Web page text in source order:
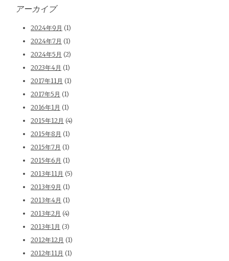
アーカイブ
2024年9月 (1)
2024年7月 (1)
2024年5月 (2)
2023年4月 (1)
2017年11月 (1)
2017年5月 (1)
2016年1月 (1)
2015年12月 (4)
2015年8月 (1)
2015年7月 (1)
2015年6月 (1)
2013年11月 (5)
2013年9月 (1)
2013年4月 (1)
2013年2月 (4)
2013年1月 (3)
2012年12月 (1)
2012年11月 (1)